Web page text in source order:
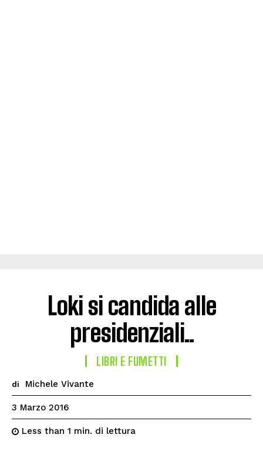
Loki si candida alle
presidenziali..
LIBRI E FUMETTI
di Michele Vivante
3 Marzo 2016
Less than 1 min. di lettura